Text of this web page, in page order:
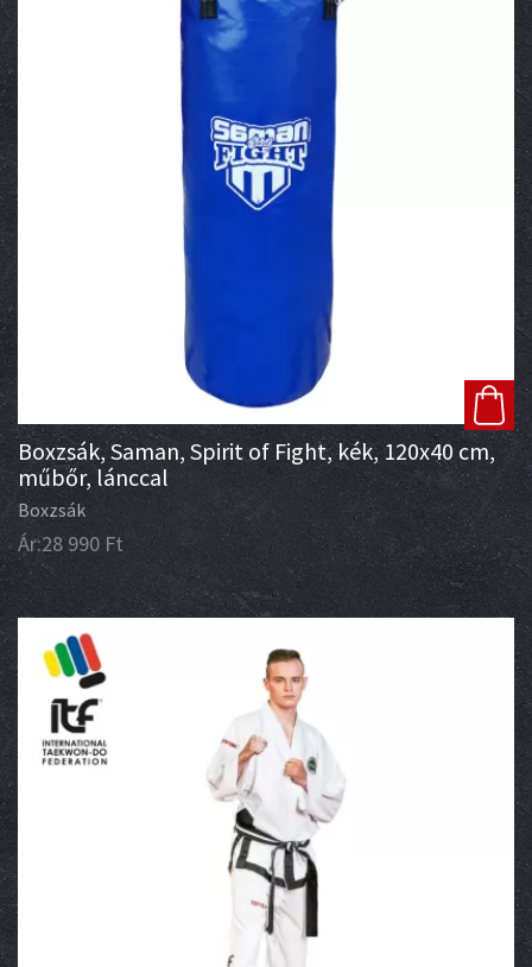
Boxzsák, Saman, Spirit of Fight, kék, 120x40 cm,
műbőr, lánccal
Boxzsák
Ár:28 990 Ft